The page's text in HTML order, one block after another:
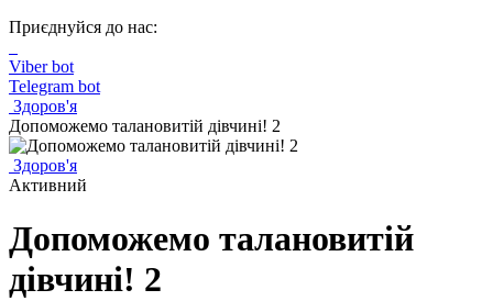
Приєднуйся до нас:
Viber bot
Telegram bot
Здоров'я
Допоможемо талановитій дівчині! 2
Здоров'я
Активний
Допоможемо талановитій
дівчині! 2